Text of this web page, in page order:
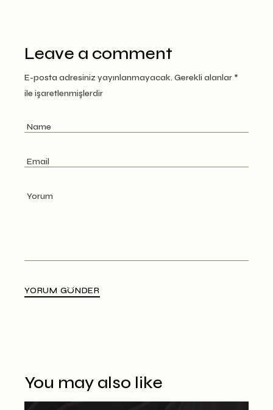
Leave a comment
E-posta adresiniz yayınlanmayacak. Gerekli alanlar *
ile işaretlenmişlerdir
YORUM GÖNDER
You may also like